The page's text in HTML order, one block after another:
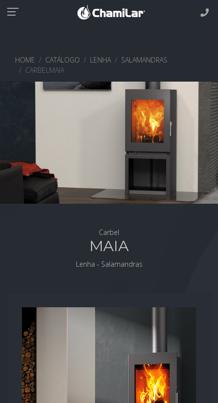
HOME CATÁLOGO LENHA
SALAMANDRAS
CARBELMAIA
Carbel
MAIA
Lenha - Salamandras